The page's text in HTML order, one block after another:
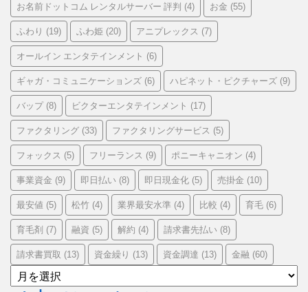
お名前ドットコム レンタルサーバー 評判 (4) お金 (55)
ふわり (19) ふわ姫 (20) アニプレックス (7)
オールイン エンタテインメント (6)
ギャガ・コミュニケーションズ (6) ハピネット・ピクチャーズ (9)
バップ(8) ビクターエンタテインメント (17)
ファクタリング (33) ファクタリングサービス (5)
フォックス (5) フリーランス (9) ポニーキャニオン (4)
事業資金 (9) 即日払い (8) 即日現金化 (5) 売掛金 (10)
最安値 (5) 松竹 (4) 業界最安水準 (4) 比較 (4) 育毛 (6)
育毛剤 (7) 融資 (5) 解約 (4) 請求書先払い (8)
請求書買取 (13) 資金繰り (13) 資金調達 (13) 金融 (60)
ア
ー